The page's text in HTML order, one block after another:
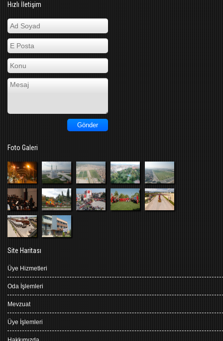
Hızlı İletişim
Foto Galeri
Site Haritası
Üye Hizmetleri
Oda İşlemleri
Mevzuat
Üye İşlemleri